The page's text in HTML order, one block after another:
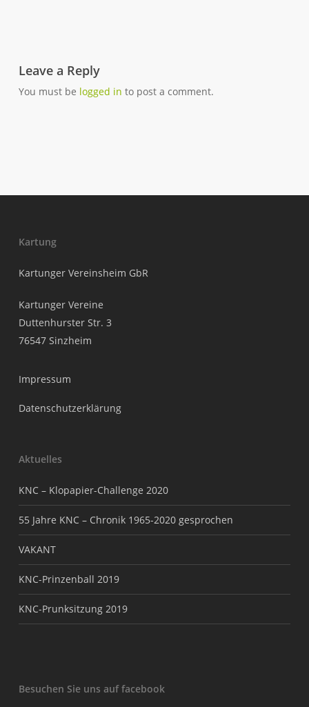
Leave a Reply
You must be logged in to post a comment.
Kartung
Kartunger Vereinsheim GbR
Kartunger Vereine
Duttenhurster Str. 3
76547 Sinzheim
Impressum
Datenschutzerklärung
Aktuelles
KNC – Klopapier-Challenge 2020
55 Jahre KNC – Chronik 1965-2020 gesprochen
VAKANT
KNC-Prinzenball 2019
KNC-Prunksitzung 2019
Besuchen Sie uns auf facebook